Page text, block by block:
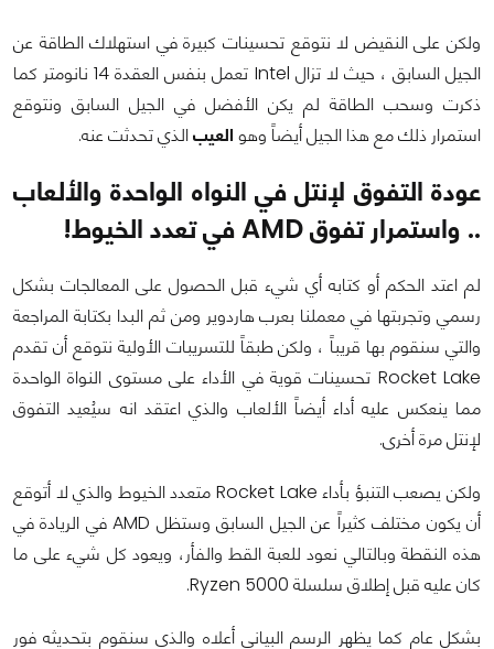
ولكن على النقيض لا نتوقع تحسينات كبيرة في استهلاك الطاقة عن
الجيل السابق ، حيث لا تزال Intel تعمل بنفس العقدة 14 نانومتر كما
ذكرت وسحب الطاقة لم يكن الأفضل في الجيل السابق ونتوقع
استمرار ذلك مع هذا الجيل أيضاً وهو العيبالذي تحدثت عنه.
عودة التفوق لإنتل في النواه الواحدة والألعاب
.. واستمرار تفوق AMD في تعدد الخيوط!
لم اعتد الحكم أو كتابه أي شيء قبل الحصول على المعالجات بشكل
رسمي وتجربتها في معملنا بعرب هاردوير ومن ثم البدا بكتابة المراجعة
والتي سنقوم بها قريباً ، ولكن طبقاً للتسريبات الأولية نتوقع أن تقدم
Rocket Lake تحسينات قوية في الأداء على مستوى النواة الواحدة
مما ينعكس عليه أداء أيضاً الألعاب والذي اعتقد انه سيُعيد التفوق
لإنتل مرة أخرى.
ولكن يصعب التنبؤ بأداء Rocket Lake متعدد الخيوط والذي لا أتوقع
أن يكون مختلف كثيراً عن الجيل السابق وستظل AMD في الريادة في
هذه النقطة وبالتالي نعود للعبة القط والفأر، ويعود كل شيء على ما
كان عليه قبل إطلاق سلسلة Ryzen 5000.
بشكل عام كما يظهر الرسم البياني أعلاه والذي سنقوم بتحديثه فور